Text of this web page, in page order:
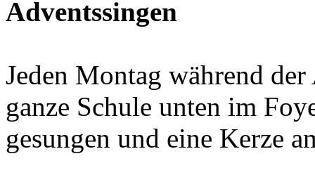
Adventssingen
Jeden Montag während
ganze Schule unten im
gesungen und eine Kerze